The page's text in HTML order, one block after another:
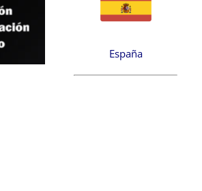
España